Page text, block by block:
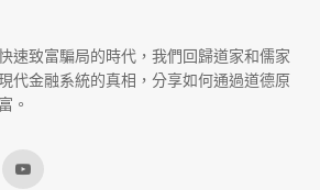
速致富騙局的時代，我們回歸道家和儒家
代金融系統的真相，分享如何通過道德原
。